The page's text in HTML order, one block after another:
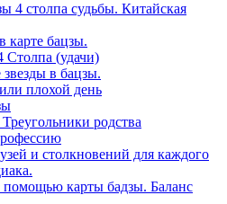
4 столпа судьбы. Китайская
карте бацзы.
Столпа (удачи)
в бацзы.
плохой день
родства
и cтолкновений для каждого
помощью карты бадзы. Баланс